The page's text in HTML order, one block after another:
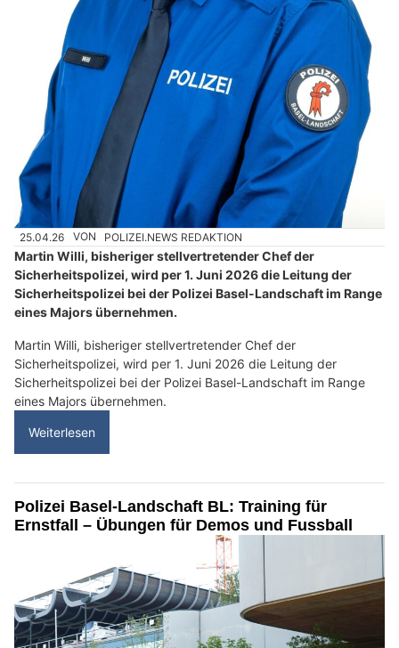
25.04.26 VON POLIZEI.NEWS REDAKTION
Martin Willi, bisheriger stellvertretender Chef der
Sicherheitspolizei, wird per 1. Juni 2026 die Leitung der
Sicherheitspolizei bei der Polizei Basel-Landschaft im Range
eines Majors übernehmen.
Martin Willi, bisheriger stellvertretender Chef der
Sicherheitspolizei, wird per 1. Juni 2026 die Leitung der
Sicherheitspolizei bei der Polizei Basel-Landschaft im Range
eines Majors übernehmen.
Weiterlesen
Polizei Basel-Landschaft BL: Training für
Ernstfall – Übungen für Demos und Fussball